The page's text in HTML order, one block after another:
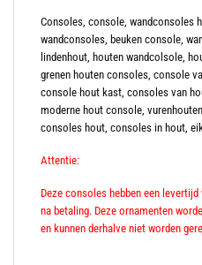
Consoles, console, wandconsoles
wandconsoles, beuken console,
lindenhout, houten wandcolsole,
grenen houten consoles, console
console hout kast, consoles van
moderne hout console,
consoles hout, consoles in hout,
Attentie:
Deze consoles hebben een
na betaling. Deze ornamenten
en kunnen derhalve niet worden